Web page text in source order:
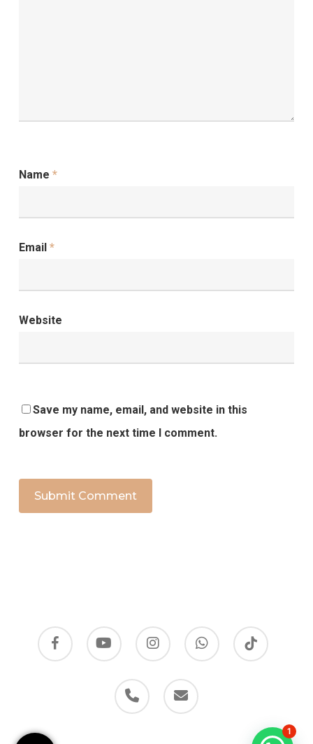
Name *
Email *
Website
Save my name, email, and website in this
browser for the next time I comment.
facebook youtube instagram whatsapp tiktok
phone email
1